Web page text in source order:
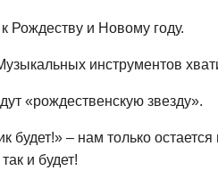
Рождеству и Новому году.
инструментов
«рождественскую звезду».
– нам только остается
и будет!